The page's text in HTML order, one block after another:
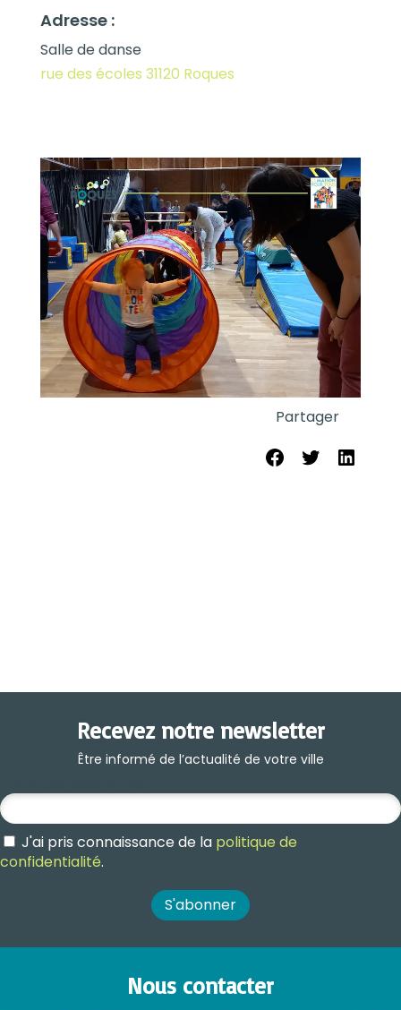
Adresse :
Salle de danse
rue des écoles 31120 Roques
Partager
Partager sur
Share on
Recevez notre newsletter
Être informé de l’actualité de votre ville
J'ai pris connaissance de la politique de
confidentialité.
Nous contacter